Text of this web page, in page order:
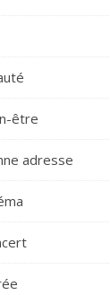
être
adresse